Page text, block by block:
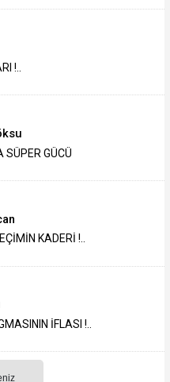
!..
SÜPER GÜCÜ
KADERİ !..
İFLASI !..